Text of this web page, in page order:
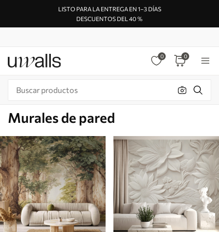
LISTO PARA LA ENTREGA EN 1–3 DÍAS
DESCUENTOS DEL 40 %
0 0
Murales de pared